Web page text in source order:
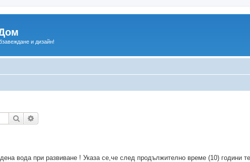
и дизайн!
Търсене
вода при развиване ! Указа се,че след продължително време (10) години